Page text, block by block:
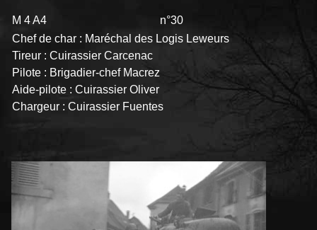
M 4 A4 n°30
Chef de char : Maréchal des Logis Leweurs
Tireur : Cuirassier Carcenac
Pilote : Brigadier-chef Macrez
Aide-pilote : Cuirassier Oliver
Chargeur : Cuirassier Fuentes